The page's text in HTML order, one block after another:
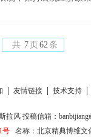
共 7 页 62 条
友情链接 技术支持
拉风 投稿信箱：
号 名称：北京精典博维文